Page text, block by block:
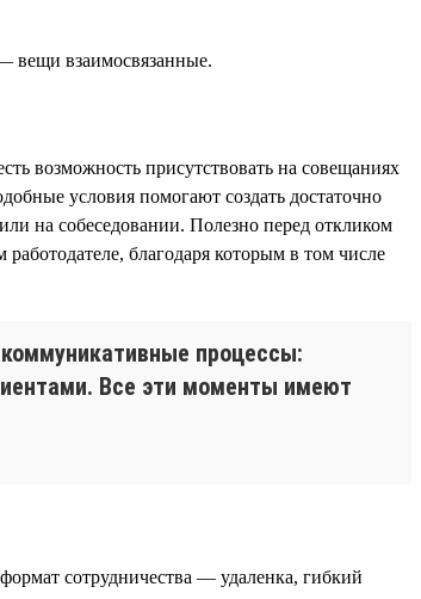
вещи взаимосвязанные.
возможность присутствовать на совещаниях
условия помогают создать достаточно
на собеседовании. Полезно перед откликом
благодаря которым в том числе
процессы:
Все эти моменты имеют
сотрудничества — удаленка, гибкий